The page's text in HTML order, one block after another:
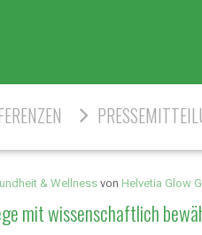
& Wellnessvon Helvetia Glow
mit wissenschaftlich